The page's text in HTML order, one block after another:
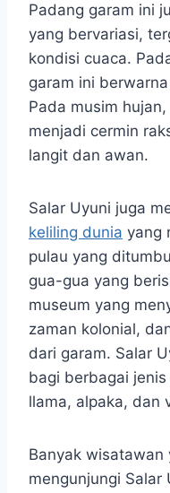
Padang garam ini
yang bervariasi,
kondisi cuaca.
garam ini
Pada musim
menjadi cermin
langit dan awan.
Salar Uyuni juga
keliling dunia yang
pulau yang
gua-gua yang
museum yang
zaman kolonial,
dari garam. Salar
bagi berbagai
llama, alpaka, dan
Banyak
mengunjungi Salar